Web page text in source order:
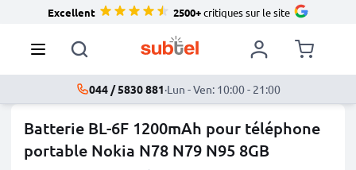
Excellent 2500+critiques sur le site
044 / 5830 881·Lun - Ven: 10:00 - 21:00
Batterie BL-6F 1200mAh pour téléphone
portable Nokia N78 N79 N95 8GB